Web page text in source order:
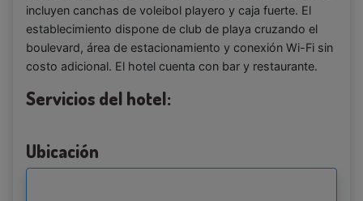
incluyen canchas de voleibol playero y caja fuerte. El
establecimiento dispone de club de playa cruzando el
boulevard, área de estacionamiento y conexión Wi-Fi sin
costo adicional. El hotel cuenta con bar y restaurante.
Servicios del hotel:
Ubicación